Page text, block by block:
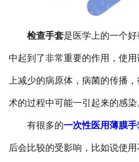
检查手套是医学上的一个
中起到了非常重要的作用，使
上减少的病原体，病菌的传播
术的过程中可能一引起来的感染
有很多的一次性医用薄膜手
后会比较的受影响，比如说使